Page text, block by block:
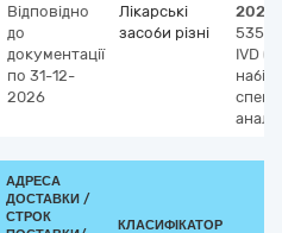
Відповідно
до
документації
по 31-12-
2026
Лікарські
засоби різні
2023
53583
IVD
аналіз
АДРЕСА
ДОСТАВКИ /
СТРОК
КЛАСИФІКАТОР